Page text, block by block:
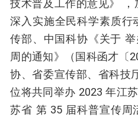
技术普及工作的意见》 ，
深入实施全民科学素质行
传部、中国科协《关于
周的通知》（国科函才〔
协、省委宣传部、省科技
位将共同举办 2023 年江
苏省 第 35 届科普宣传周